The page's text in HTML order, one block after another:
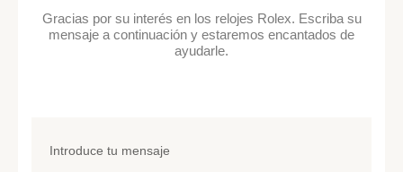
Gracias por su interés en los relojes Rolex. Escriba su
mensaje a continuación y estaremos encantados de
ayudarle.